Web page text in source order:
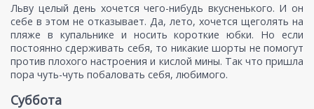
Льву целый день хочется чего-нибудь вкусненького. И он
себе в этом не отказывает. Да, лето, хочется щеголять на
пляже в купальнике и носить короткие юбки. Но если
постоянно сдерживать себя, то никакие шорты не помогут
против плохого настроения и кислой мины. Так что пришла
пора чуть-чуть побаловать себя, любимого.
Суббота